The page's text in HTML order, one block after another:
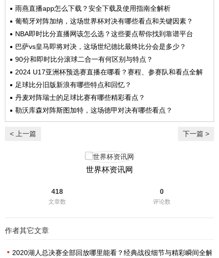
解析
雨燕直播app怎么下载？安全下载及使用指南全解析
葡萄牙对阵加纳，这场世界杯对决有哪些看点和关键因素？
NBA即时比分直播网该怎么选？这些要点帮你找到靠谱平台
巴萨vs皇马即将对决，这场世纪德比最终比分会是多少？
90分和即时比分滚球二合一有何区别与特点？
2024 U17亚洲杯预选赛直播在哪看？赛程、参赛队和看点全解
析
足球比分旧版新浪有哪些特点和回忆？
丹麦对阵瑞士的足球比赛有哪些精彩看点？
勒沃库森对阵斯图加特，这场德甲对决有哪些看点？
< 上一篇 下一篇 >
世界杯资讯网
418
文章数
0
评论数
作者其它文章
2020湖人总决赛全部回放哪里能看？经典战役细节与精彩瞬间全解析